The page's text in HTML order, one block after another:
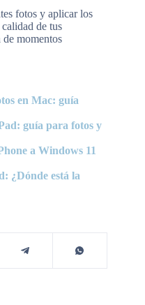
fotos y aplicar los
de tus
de momentos
en Mac: guía
guía para fotos y
a Windows 11
¿Dónde está la